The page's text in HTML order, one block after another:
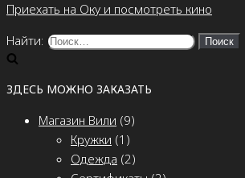
Приехать на Оку и посмотреть кино
Найти:
ЗДЕСЬ МОЖНО ЗАКАЗАТЬ
Магазин Вили (9)
Кружки (1)
Одежда (2)